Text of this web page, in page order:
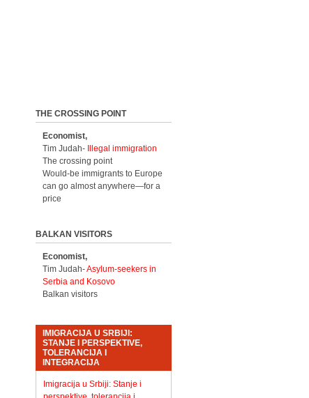
THE CROSSING POINT
Economist,
Tim Judah-
Illegal immigration
The crossing point
Would-be immigrants to Europe
can go almost anywhere—for a
price
BALKAN VISITORS
Economist,
Tim Judah-Asylum-seekers in
Serbia and Kosovo
Balkan visitors
IMIGRACIJA U SRBIJI:
STANJE I PERSPEKTIVE,
TOLERANCIJA I
INTEGRACIJA
Imigracija u Srbiji: Stanje i